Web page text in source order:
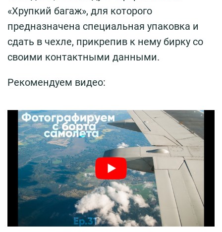
«Хрупкий багаж», для которого
предназначена специальная упаковка и
сдать в чехле, прикрепив к нему бирку со
своими контактными данными.
Рекомендуем видео: